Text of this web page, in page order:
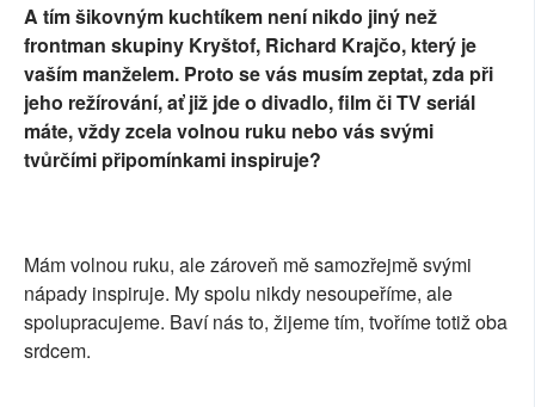
A tím šikovným kuchtíkem není nikdo jiný než
frontman skupiny Kryštof, Richard Krajčo, který je
vaším manželem. Proto se vás musím zeptat, zda při
jeho režírování, ať již jde o divadlo, film či TV seriál
máte, vždy zcela volnou ruku nebo vás svými
tvůrčími připomínkami inspiruje?
Mám volnou ruku, ale zároveň mě samozřejmě svými
nápady inspiruje. My spolu nikdy nesoupeříme, ale
spolupracujeme. Baví nás to, žijeme tím, tvoříme totiž oba
srdcem.